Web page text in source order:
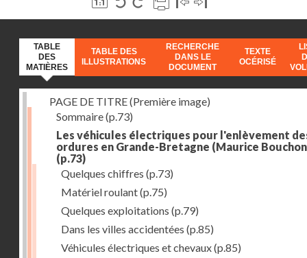
TABLE
DES
MATIÈRES
TABLE DES
ILLUSTRATIONS
RECHERCHE
DANS LE
DOCUMENT
TEXTE
OCÉRISÉ
PAGE DE TITRE (Première image)
Sommaire(p.73)
Les véhicules électriques pour l'enlèvement
ordures en Grande-Bretagne (Maurice
(p.73)
Quelques chiffres (p.73)
Matériel roulant(p.75)
Quelques exploitations (p.79)
Dans les villes accidentées (p.85)
Véhicules électriques et chevaux(p.85)